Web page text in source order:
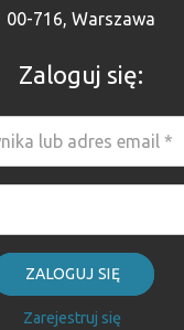
00-716, Warszawa
Zaloguj się:
ZALOGUJ SIĘ
Zarejestruj się